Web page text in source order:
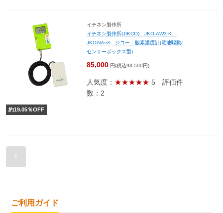
イチネン製作所
イチネン製作所(JIKCO) JKO-AW3-K
JKOAVer3 ジコー 酸素濃度計(電池駆動/
センサーボックス型)
85,000 円(税込93,500円)
人気度： ★★★★★ 5 評価件
数：2
約19.05％OFF
1
ご利用ガイド